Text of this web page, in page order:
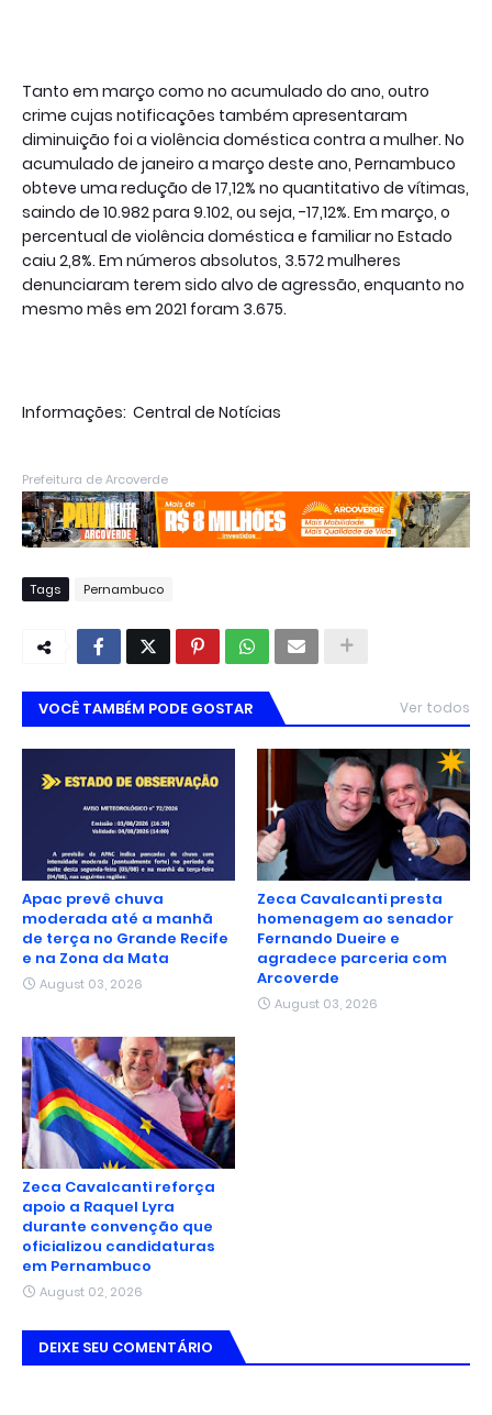
Tanto em março como no acumulado do ano, outro
crime cujas notificações também apresentaram
diminuição foi a violência doméstica contra a mulher. No
acumulado de janeiro a março deste ano, Pernambuco
obteve uma redução de 17,12% no quantitativo de vítimas,
saindo de 10.982 para 9.102, ou seja, -17,12%. Em março, o
percentual de violência doméstica e familiar no Estado
caiu 2,8%. Em números absolutos, 3.572 mulheres
denunciaram terem sido alvo de agressão, enquanto no
mesmo mês em 2021 foram 3.675.
Informações: Central de Notícias
Prefeitura de Arcoverde
Tags Pernambuco
VOCÊ TAMBÉM PODE GOSTAR Ver todos
Apac prevê chuva
moderada até a manhã
de terça no Grande Recife
e na Zona da Mata
August 03, 2026
Zeca Cavalcanti presta
homenagem ao senador
Fernando Dueire e
agradece parceria com
Arcoverde
August 03, 2026
Zeca Cavalcanti reforça
apoio a Raquel Lyra
durante convenção que
oficializou candidaturas
em Pernambuco
August 02, 2026
DEIXE SEU COMENTÁRIO